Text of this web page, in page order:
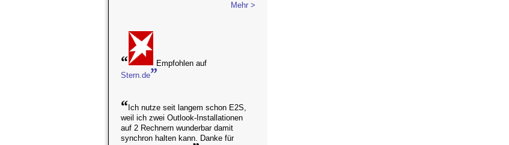
Mehr >
“
Empfohlen auf
Stern.de”
“ Ich nutze seit langem schon E2S,
weil ich zwei Outlook-Installationen
auf 2 Rechnern wunderbar damit
synchron halten kann. Danke für